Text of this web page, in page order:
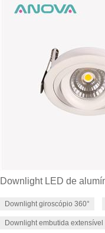
Downlight LED de
Downlight giroscópio 360°
Downlight embutida extensível